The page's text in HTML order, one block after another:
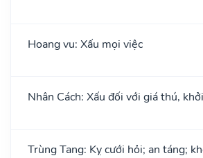
Hoang vu: Xấu mọi việc
Nhân Cách: Xấu đối với giá thú,
Trùng Tang: Kỵ cưới hỏi; an táng;